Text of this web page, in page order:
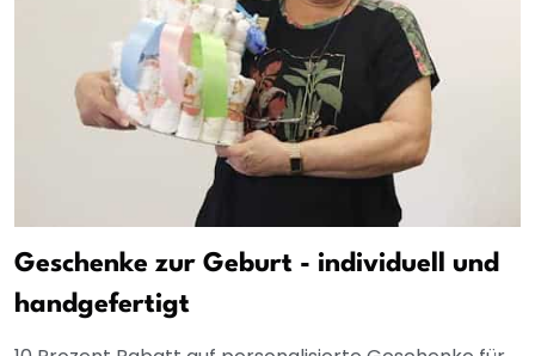
Geschenke zur Geburt - individuell und
handgefertigt